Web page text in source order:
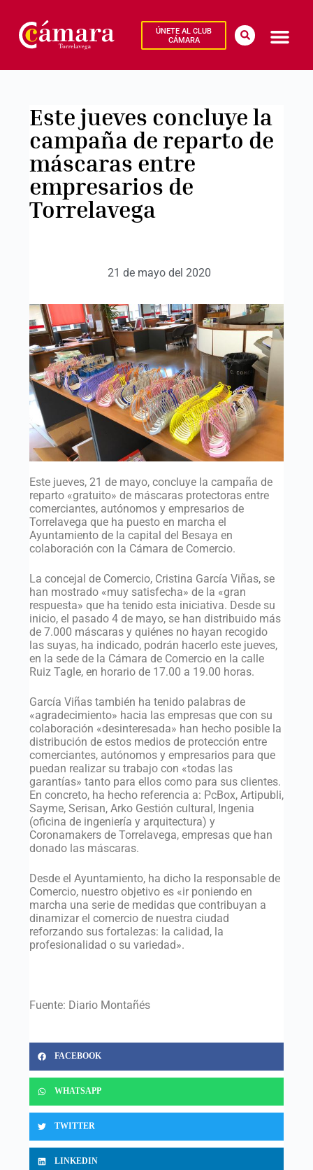
ÚNETE AL CLUB
CÁMARA
Este jueves concluye la
campaña de reparto de
máscaras entre
empresarios de
Torrelavega
21 de mayo del 2020
Este jueves, 21 de mayo, concluye la campaña de
reparto «gratuito» de máscaras protectoras entre
comerciantes, autónomos y empresarios de
Torrelavega que ha puesto en marcha el
Ayuntamiento de la capital del Besaya en
colaboración con la Cámara de Comercio.
La concejal de Comercio, Cristina García Viñas, se
han mostrado «muy satisfecha» de la «gran
respuesta» que ha tenido esta iniciativa. Desde su
inicio, el pasado 4 de mayo, se han distribuido más
de 7.000 máscaras y quiénes no hayan recogido
las suyas, ha indicado, podrán hacerlo este jueves,
en la sede de la Cámara de Comercio en la calle
Ruiz Tagle, en horario de 17.00 a 19.00 horas.
García Viñas también ha tenido palabras de
«agradecimiento» hacia las empresas que con su
colaboración «desinteresada» han hecho posible la
distribución de estos medios de protección entre
comerciantes, autónomos y empresarios para que
puedan realizar su trabajo con «todas las
garantías» tanto para ellos como para sus clientes.
En concreto, ha hecho referencia a: PcBox, Artipubli,
Sayme, Serisan, Arko Gestión cultural, Ingenia
(oficina de ingeniería y arquitectura) y
Coronamakers de Torrelavega, empresas que han
donado las máscaras.
Desde el Ayuntamiento, ha dicho la responsable de
Comercio, nuestro objetivo es «ir poniendo en
marcha una serie de medidas que contribuyan a
dinamizar el comercio de nuestra ciudad
reforzando sus fortalezas: la calidad, la
profesionalidad o su variedad».
Fuente: Diario Montañés
FACEBOOK
WHATSAPP
TWITTER
LINKEDIN